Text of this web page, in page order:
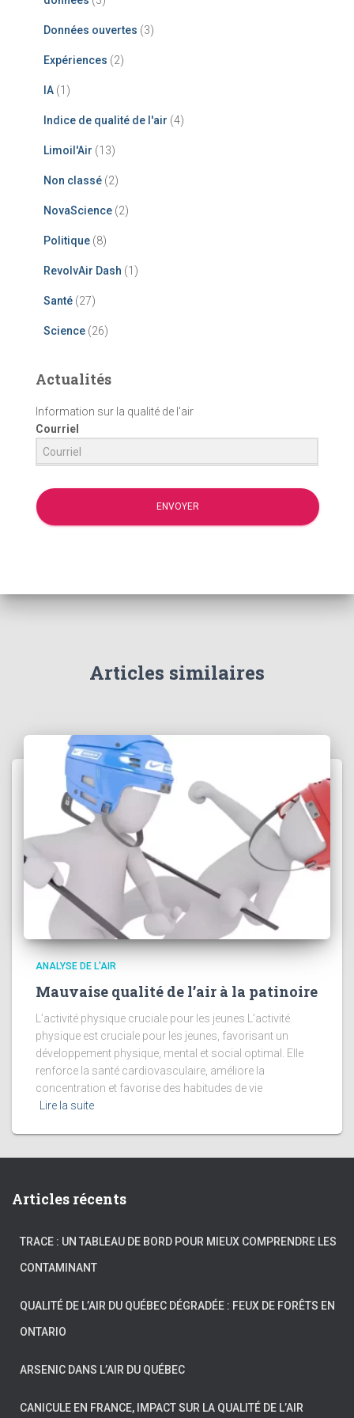
Données ouvertes (3)
Expériences (2)
IA (1)
Indice de qualité de l'air (4)
Limoil'Air (13)
Non classé (2)
NovaScience (2)
Politique (8)
RevolvAir Dash (1)
Santé (27)
Science (26)
Actualités
Information sur la qualité de l'air
Courriel
ENVOYER
Articles similaires
ANALYSE DE L'AIR
Mauvaise qualité de l’air à la patinoire
L’activité physique cruciale pour les jeunes L’activité
physique est cruciale pour les jeunes, favorisant un
développement physique, mental et social optimal. Elle
renforce la santé cardiovasculaire, améliore la
concentration et favorise des habitudes de vie
Lire la suite
Articles récents
TRACE : UN TABLEAU DE BORD POUR MIEUX COMPRENDRE LES
CONTAMINANT
QUALITÉ DE L’AIR DU QUÉBEC DÉGRADÉE : FEUX DE FORÊTS EN
ONTARIO
ARSENIC DANS L’AIR DU QUÉBEC
CANICULE EN FRANCE, IMPACT SUR LA QUALITÉ DE L’AIR